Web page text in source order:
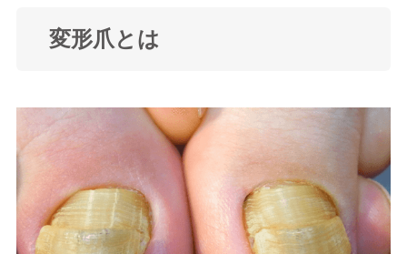
変形爪とは